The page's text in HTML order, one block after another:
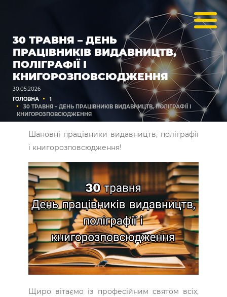
30 ТРАВНЯ – ДЕНЬ
ПРАЦІВНИКІВ ВИДАВНИЦТВ,
ПОЛІГРАФІЇ І
КНИГОРОЗПОВСЮДЖЕННЯ
30.05.2026
ГОЛОВНА
1
30 ТРАВНЯ – ДЕНЬ ПРАЦІВНИКІВ ВИДАВНИЦТВ, ПОЛІГРАФІЇ І
КНИГОРОЗПОВСЮДЖЕННЯ
Шановні працівники видавництв, поліграфії
і книгорозповсюдження!
Щиро вітаємо із професійним святом всіх,